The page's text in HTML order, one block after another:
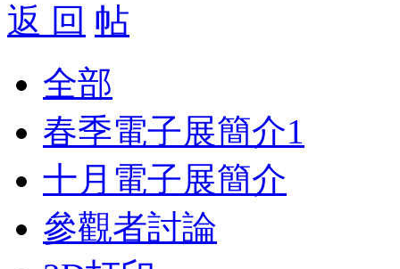
返 回
全部
春季電子展簡介1
十月電子展簡介
參觀者討論